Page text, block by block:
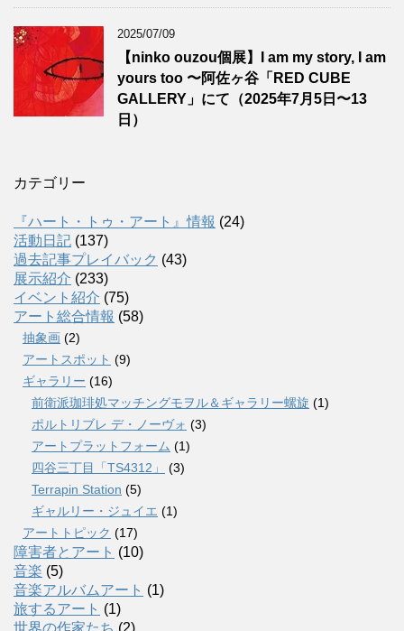
2025/07/09
【ninko ouzou個展】I am my story, I am
yours too 〜阿佐ヶ谷「RED CUBE
GALLERY」にて（2025年7月5日〜13
日）
カテゴリー
『ハート・トゥ・アート』情報 (24)
活動日記 (137)
過去記事プレイバック (43)
展示紹介 (233)
イベント紹介 (75)
アート総合情報 (58)
抽象画 (2)
アートスポット (9)
ギャラリー (16)
前衛派珈琲処マッチングモヲル＆ギャラリー螺旋 (1)
ポルトリブレ デ・ノーヴォ (3)
アートプラットフォーム (1)
四谷三丁目「TS4312」
(3)
Terrapin Station (5)
ギャルリー・ジュイエ (1)
アートトピック (17)
障害者とアート (10)
音楽 (5)
音楽アルバムアート (1)
旅するアート (1)
世界の作家たち (2)